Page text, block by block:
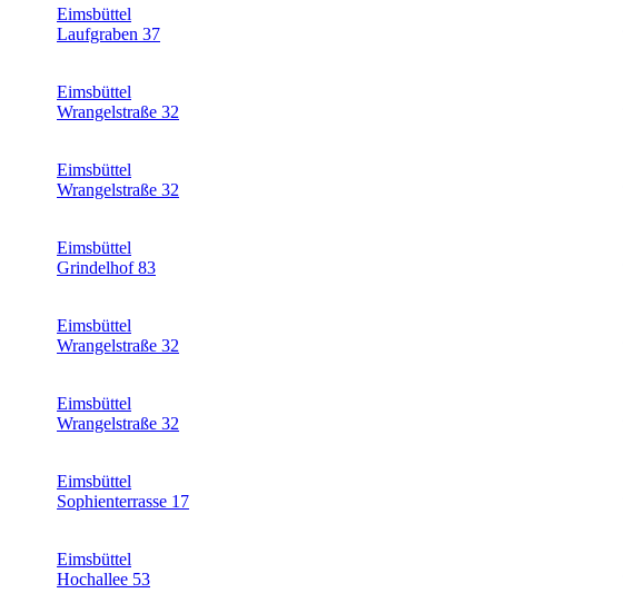
Eimsbüttel
Laufgraben 37
Eimsbüttel
Wrangelstraße 32
Eimsbüttel
Wrangelstraße 32
Eimsbüttel
Grindelhof 83
Eimsbüttel
Wrangelstraße 32
Eimsbüttel
Wrangelstraße 32
Eimsbüttel
Sophienterrasse 17
Eimsbüttel
Hochallee 53